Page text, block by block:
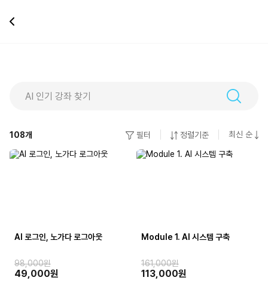
108개 필터 정렬기준 최신 순
AI 로그인, 노가다 로그아웃
98,000원
49,000원
Module 1. AI 시스템 구축
161,000원
113,000원